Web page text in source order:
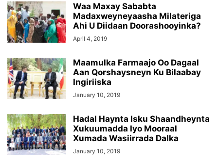
Waa Maxay Sababta
Madaxweyneyaasha Milateriga
Ahi U Diidaan Doorashooyinka?
April 4, 2019
Maamulka Farmaajo Oo Dagaal
Aan Qorshaysneyn Ku Bilaabay
Ingiriiska
January 10, 2019
Hadal Haynta Isku Shaandheynta
Xukuumadda Iyo Mooraal
Xumada Wasiirrada Dalka
January 10, 2019